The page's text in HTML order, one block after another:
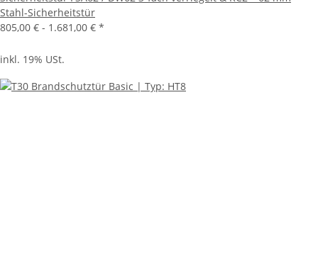
Stahl-Sicherheitstür
805,00 € - 1.681,00 € *
inkl. 19% USt.